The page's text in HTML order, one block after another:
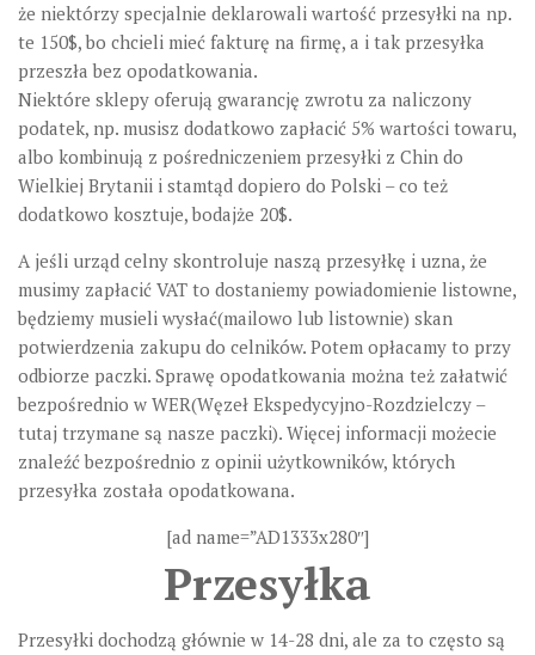
że niektórzy specjalnie deklarowali wartość przesyłki na np.
te 150$, bo chcieli mieć fakturę na firmę, a i tak przesyłka
przeszła bez opodatkowania.
Niektóre sklepy oferują gwarancję zwrotu za naliczony
podatek, np. musisz dodatkowo zapłacić 5% wartości towaru,
albo kombinują z pośredniczeniem przesyłki z Chin do
Wielkiej Brytanii i stamtąd dopiero do Polski – co też
dodatkowo kosztuje, bodajże 20$.
A jeśli urząd celny skontroluje naszą przesyłkę i uzna, że
musimy zapłacić VAT to dostaniemy powiadomienie listowne,
będziemy musieli wysłać(mailowo lub listownie) skan
potwierdzenia zakupu do celników. Potem opłacamy to przy
odbiorze paczki. Sprawę opodatkowania można też załatwić
bezpośrednio w WER(Węzeł Ekspedycyjno-Rozdzielczy –
tutaj trzymane są nasze paczki). Więcej informacji możecie
znaleźć bezpośrednio z opinii użytkowników, których
przesyłka została opodatkowana.
[ad name=”AD1333x280″]
Przesyłka
Przesyłki dochodzą głównie w 14-28 dni, ale za to często są